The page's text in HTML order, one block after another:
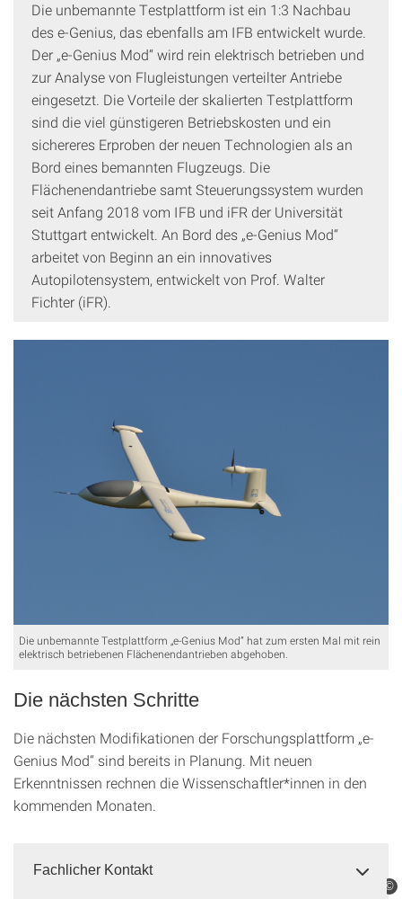
Die unbemannte Testplattform ist ein 1:3 Nachbau
des e-Genius, das ebenfalls am IFB entwickelt wurde.
Der „e-Genius Mod“ wird rein elektrisch betrieben und
zur Analyse von Flugleistungen verteilter Antriebe
eingesetzt. Die Vorteile der skalierten Testplattform
sind die viel günstigeren Betriebskosten und ein
sichereres Erproben der neuen Technologien als an
Bord eines bemannten Flugzeugs. Die
Flächenendantriebe samt Steuerungssystem wurden
seit Anfang 2018 vom IFB und iFR der Universität
Stuttgart entwickelt. An Bord des „e-Genius Mod“
arbeitet von Beginn an ein innovatives
Autopilotensystem, entwickelt von Prof. Walter
Fichter (iFR).
©
Die unbemannte Testplattform „e-Genius Mod“ hat zum ersten Mal mit rein
elektrisch betriebenen Flächenendantrieben abgehoben.
Die nächsten Schritte
Die nächsten Modifikationen der Forschungsplattform „e-
Genius Mod“ sind bereits in Planung. Mit neuen
Erkenntnissen rechnen die Wissenschaftler*innen in den
kommenden Monaten.
Fachlicher Kontakt